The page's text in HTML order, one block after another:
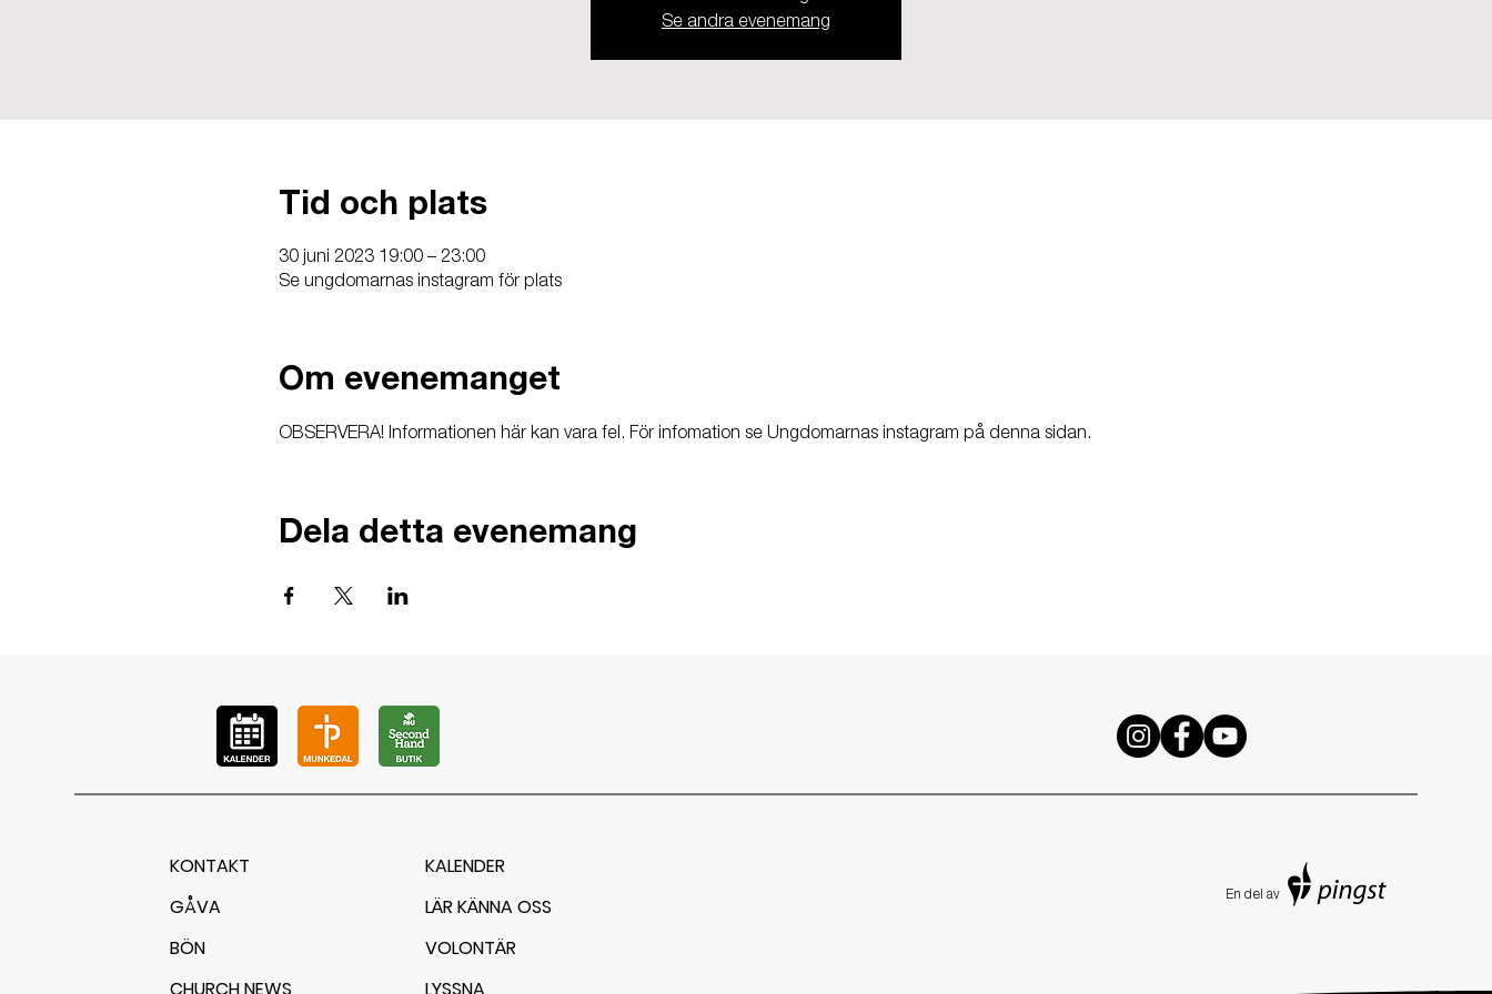
Se andra evenemang
Tid och plats
30 juni 2023 19:00 – 23:00
Se ungdomarnas instagram för plats
Om evenemanget
OBSERVERA! Informationen här kan vara fel. För infomation se Ungdomarnas instagram på denna sidan.
Dela detta evenemang
KONTAKT
GÅVA
BÖN
KALENDER
LÄR KÄNNA OSS
VOLONTÄR
En del av